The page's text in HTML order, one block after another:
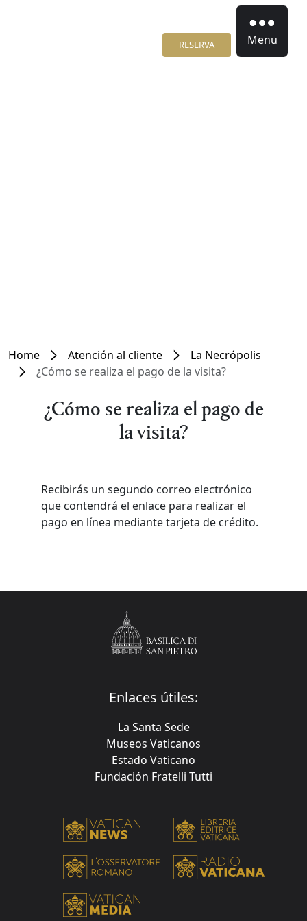
RESERVA Menu
Home Atención al cliente
La Necrópolis
¿Cómo se realiza el pago de la visita?
¿Cómo se realiza el pago de
la visita?
Recibirás un segundo correo electrónico
que contendrá el enlace para realizar el
pago en línea mediante tarjeta de crédito.
Enlaces útiles:
La Santa Sede
Museos Vaticanos
Estado Vaticano
Fundación Fratelli Tutti